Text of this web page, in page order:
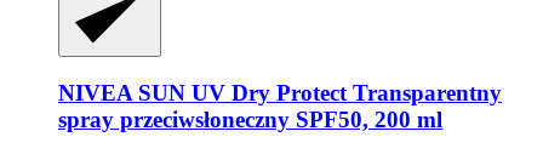
NIVEA SUN UV Dry Protect Transparentny
spray przeciwsłoneczny SPF50, 200 ml